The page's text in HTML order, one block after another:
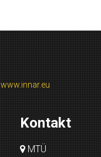
www.innar.eu
Kontakt
MTÜ